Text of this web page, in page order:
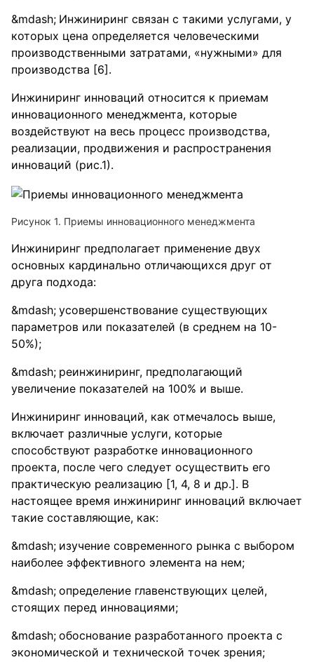
Инжиниринг связан с такими услугами, у
которых цена определяется человеческими
производственными затратами, «нужными» для
производства [6].
Инжиниринг инноваций относится к приемам
инновационного менеджмента, которые
воздействуют на весь процесс производства,
реализации, продвижения и распространения
инноваций (рис.1).
Рисунок 1. Приемы инновационного менеджмента
Инжиниринг предполагает применение двух
основных кардинально отличающихся друг от
друга подхода:
усовершенствование существующих
параметров или показателей (в среднем на 10-
50%);
реинжиниринг, предполагающий
увеличение показателей на 100% и выше.
Инжиниринг инноваций, как отмечалось выше,
включает различные услуги, которые
способствуют разработке инновационного
проекта, после чего следует осуществить его
практическую реализацию [1, 4, 8 и др.]. В
настоящее время инжиниринг инноваций включает
такие составляющие, как:
изучение современного рынка с выбором
наиболее эффективного элемента на нем;
определение главенствующих целей,
стоящих перед инновациями;
обоснование разработанного проекта с
экономической и технической точек зрения;